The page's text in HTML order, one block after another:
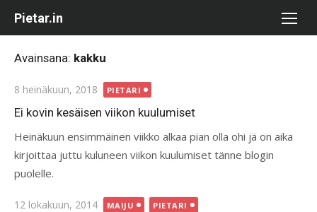
Pietar.in
Avainsana: kakku
Posted
on
8 heinäkuun, 2018 PIETARI
Ei kovin kesäisen viikon kuulumiset
Heinäkuun ensimmäinen viikko alkaa pian olla ohi jä on aika
kirjoittaa juttu kuluneen viikon kuulumiset tänne blogin
puolelle.
Posted
12 lokakuun, 2014 MAIJU PIETARI